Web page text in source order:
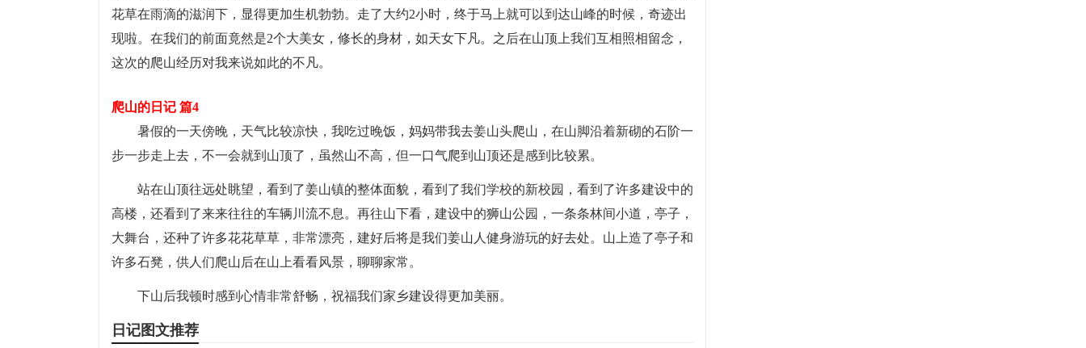
花草在雨滴的滋润下，显得更加生机勃勃。走了大约2小时，终于马上就可以到达山峰的时候，奇迹出
现啦。在我们的前面竟然是2个大美女，修长的身材，如天女下凡。之后在山顶上我们互相照相留念，
这次的爬山经历对我来说如此的不凡。
爬山的日记 篇4
暑假的一天傍晚，天气比较凉快，我吃过晚饭，妈妈带我去姜山头爬山，在山脚沿着新砌的石阶一
步一步走上去，不一会就到山顶了，虽然山不高，但一口气爬到山顶还是感到比较累。
站在山顶往远处眺望，看到了姜山镇的整体面貌，看到了我们学校的新校园，看到了许多建设中的
高楼，还看到了来来往往的车辆川流不息。再往山下看，建设中的狮山公园，一条条林间小道，亭子，
大舞台，还种了许多花花草草，非常漂亮，建好后将是我们姜山人健身游玩的好去处。山上造了亭子和
许多石凳，供人们爬山后在山上看看风景，聊聊家常。
下山后我顿时感到心情非常舒畅，祝福我们家乡建设得更加美丽。
日记图文推荐